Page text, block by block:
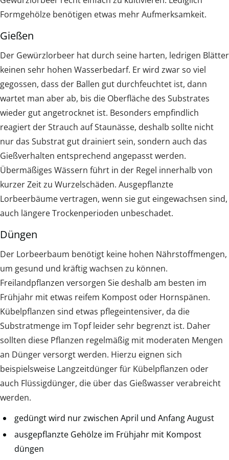
Formgehölze benötigen etwas mehr Aufmerksamkeit.
Gießen
Der Gewürzlorbeer hat durch seine harten, ledrigen Blätter
keinen sehr hohen Wasserbedarf. Er wird zwar so viel
gegossen, dass der Ballen gut durchfeuchtet ist, dann
wartet man aber ab, bis die Oberfläche des Substrates
wieder gut angetrocknet ist. Besonders empfindlich
reagiert der Strauch auf Staunässe, deshalb sollte nicht
nur das Substrat gut drainiert sein, sondern auch das
Gießverhalten entsprechend angepasst werden.
Übermäßiges Wässern führt in der Regel innerhalb von
kurzer Zeit zu Wurzelschäden. Ausgepflanzte
Lorbeerbäume vertragen, wenn sie gut eingewachsen sind,
auch längere Trockenperioden unbeschadet.
Düngen
Der Lorbeerbaum benötigt keine hohen Nährstoffmengen,
um gesund und kräftig wachsen zu können.
Freilandpflanzen versorgen Sie deshalb am besten im
Frühjahr mit etwas reifem Kompost oder Hornspänen.
Kübelpflanzen sind etwas pflegeintensiver, da die
Substratmenge im Topf leider sehr begrenzt ist. Daher
sollten diese Pflanzen regelmäßig mit moderaten Mengen
an Dünger versorgt werden. Hierzu eignen sich
beispielsweise Langzeitdünger für Kübelpflanzen oder
auch Flüssigdünger, die über das Gießwasser verabreicht
werden.
gedüngt wird nur zwischen April und Anfang August
ausgepflanzte Gehölze im Frühjahr mit Kompost
düngen